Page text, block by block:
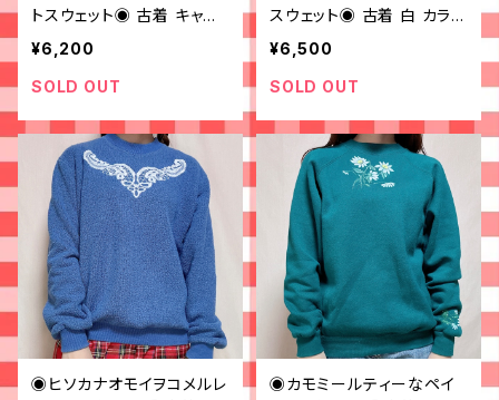
トスウェット◉ 古着 キャラ
クター ディズニー
¥6,200
SOLD OUT
スウェット◉ 古着 白 カラフ
ル
¥6,500
SOLD OUT
◉ヒソカナオモイヲコメルレ
◉カモミールティーなペイ